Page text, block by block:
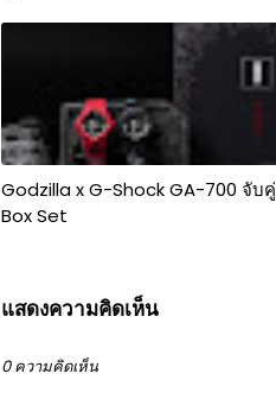
Godzilla x G-Shock GA-700 จับคู่
Box Set
แสดงความคิดเห็น
0 ความคิดเห็น